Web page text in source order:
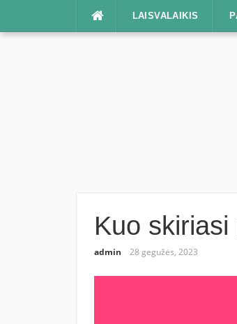
LAISVALAIKIS
Kuo
admin 28 gegužės, 2023